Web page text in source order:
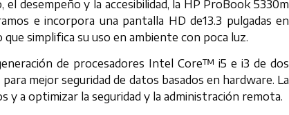
desempeño y la accesibilidad, la HP ProBook 5330m
e incorpora una pantalla HD de13.3 pulgadas en
simplifica su uso en ambiente con poca luz.
de procesadores Intel Core™ i5 e i3 de dos
mejor seguridad de datos basados en hardware. La
a optimizar la seguridad y la administración remota.